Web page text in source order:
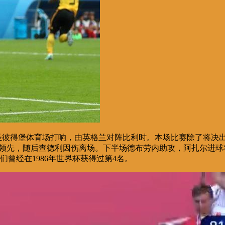
得堡体育场打响，由英格兰对阵比利时。本场比赛除了将
，随后查德利因伤离场。下半场德布劳内助攻，阿扎尔进
经在1986年世界杯获得过第4名。